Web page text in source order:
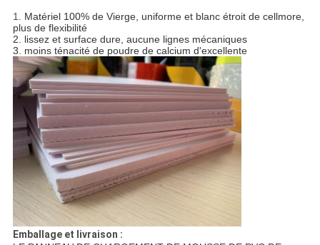
1. Matériel 100% de Vierge, uniforme et blanc étroit de cellmore,
plus de flexibilité
2. lissez et surface dure, aucune lignes mécaniques
3. moins ténacité de poudre de calcium d'excellente
Emballage et livraison :